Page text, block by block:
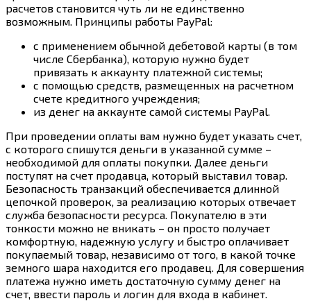
расчетов становится чуть ли не единственно
возможным. Принципы работы PayPal:
с применением обычной дебетовой карты (в том
числе Сбербанка), которую нужно будет
привязать к аккаунту платежной системы;
с помощью средств, размещенных на расчетном
счете кредитного учреждения;
из денег на аккаунте самой системы PayPal.
При проведении оплаты вам нужно будет указать счет,
с которого спишутся деньги в указанной сумме –
необходимой для оплаты покупки. Далее деньги
поступят на счет продавца, который выставил товар.
Безопасность транзакций обеспечивается длинной
цепочкой проверок, за реализацию которых отвечает
служба безопасности ресурса. Покупателю в эти
тонкости можно не вникать – он просто получает
комфортную, надежную услугу и быстро оплачивает
покупаемый товар, независимо от того, в какой точке
земного шара находится его продавец. Для совершения
платежа нужно иметь достаточную сумму денег на
счет, ввести пароль и логин для входа в кабинет.